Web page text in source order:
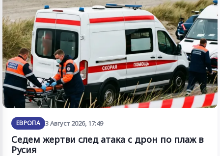
ЕВРОПА 3 Август 2026, 17:49
Седем жертви след атака с дрон по плаж в
Русия